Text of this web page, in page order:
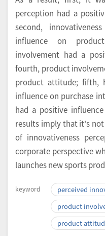
perception had a
second,
influence on
involvement had a
fourth, product
product attitude; fifth,
influence on purchase
had a positive
results imply that it's
of innovativeness
corporate perspective
launches new sports
keyword
perceived
product
product